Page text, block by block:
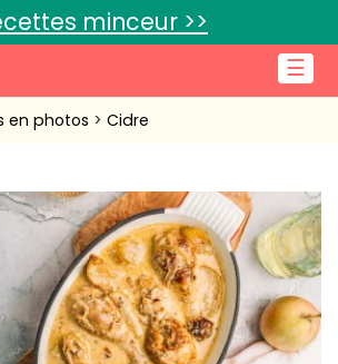
☰
minceur >>
en photos Cidre